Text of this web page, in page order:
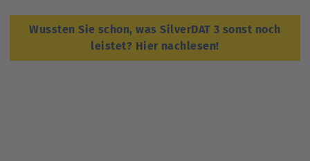
Wussten Sie schon, was SilverDAT 3 sonst noch
leistet? Hier nachlesen!